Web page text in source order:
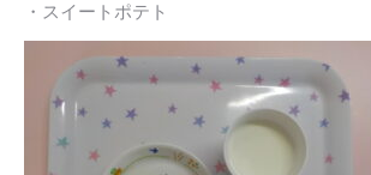
・スイートポテト